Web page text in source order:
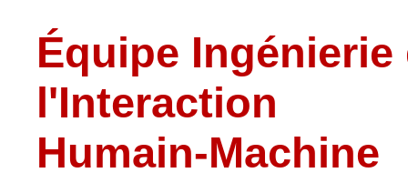
Équipe Ingénierie
l'Interaction
Humain-Machine